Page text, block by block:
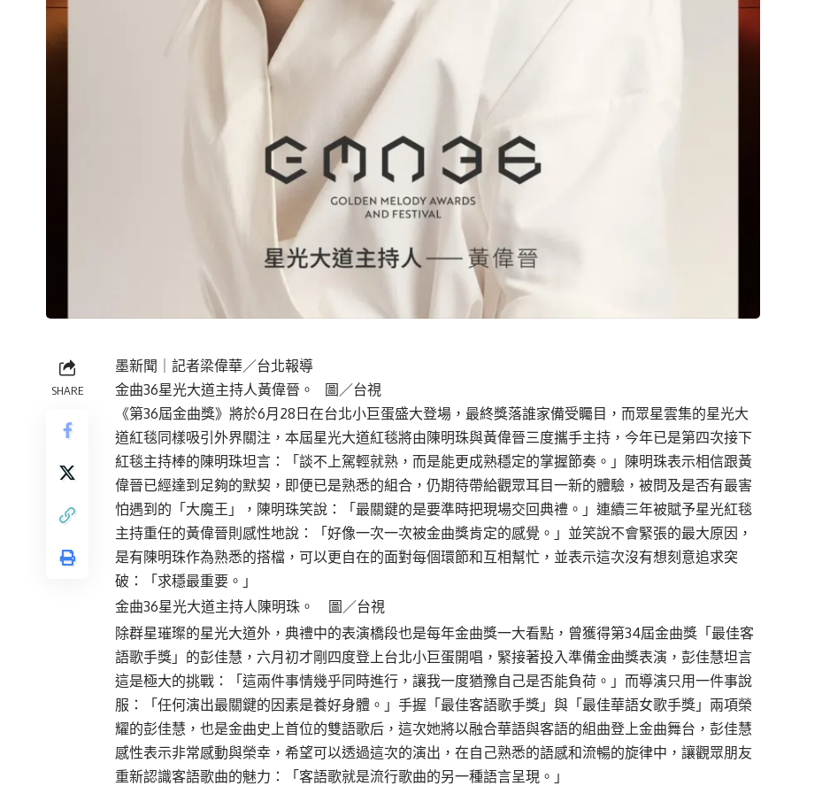
SHARE
墨新聞 ｜記者梁偉華／台北報導
金曲36星光大道主持人黃偉晉。 圖／台視
《第36屆金曲獎》將於6月28日在台北小巨蛋盛大登場，最終獎落誰家備受矚目，而眾星雲集的星光大
道紅毯同樣吸引外界關注，本屆星光大道紅毯將由陳明珠與黃偉晉三度攜手主持，今年已是第四次接下
紅毯主持棒的陳明珠坦言：「談不上駕輕就熟，而是能更成熟穩定的掌握節奏。」陳明珠表示相信跟黃
偉晉已經達到足夠的默契，即便已是熟悉的組合，仍期待帶給觀眾耳目一新的體驗，被問及是否有最害
怕遇到的「大魔王」，陳明珠笑說：「最關鍵的是要準時把現場交回典禮。」連續三年被賦予星光紅毯
主持重任的黃偉晉則感性地說：「好像一次一次被金曲獎肯定的感覺。」並笑說不會緊張的最大原因，
是有陳明珠作為熟悉的搭檔，可以更自在的面對每個環節和互相幫忙，並表示這次沒有想刻意追求突
破：「求穩最重要。」
金曲36星光大道主持人陳明珠。 圖／台視
除群星璀璨的星光大道外，典禮中的表演橋段也是每年金曲獎一大看點，曾獲得第34屆金曲獎「最佳客
語歌手獎」的彭佳慧，六月初才剛四度登上台北小巨蛋開唱，緊接著投入準備金曲獎表演，彭佳慧坦言
這是極大的挑戰：「這兩件事情幾乎同時進行，讓我一度猶豫自己是否能負荷。」而導演只用一件事說
服：「任何演出最關鍵的因素是養好身體。」手握「最佳客語歌手獎」與「最佳華語女歌手獎」兩項榮
耀的彭佳慧，也是金曲史上首位的雙語歌后，這次她將以融合華語與客語的組曲登上金曲舞台，彭佳慧
感性表示非常感動與榮幸，希望可以透過這次的演出，在自己熟悉的語感和流暢的旋律中，讓觀眾朋友
重新認識客語歌曲的魅力：「客語歌就是流行歌曲的另一種語言呈現。」